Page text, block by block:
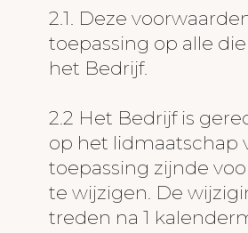
2.1. Deze
toepassing op alle
het Bedrijf.
2.2 Het Bedrijf is
op het lidmaatschap
toepassing zijnde
te wijzigen. De
treden na 1